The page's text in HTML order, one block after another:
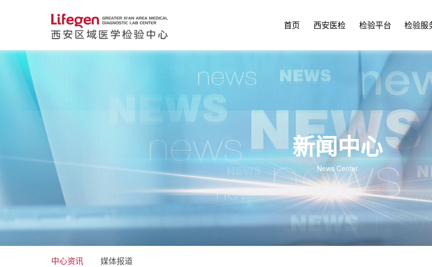
首页 西安医检 检验平台 检验服
新闻中心
News Center
中心资讯 媒体报道